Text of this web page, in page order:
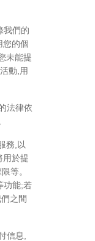
我們的
您的個
未能提
動,用
法律依
務,以
用於提
等。
功能;若
之間
信息,